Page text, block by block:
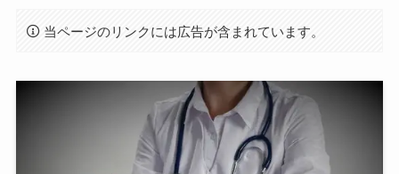
当ページのリンクには広告が含まれています。